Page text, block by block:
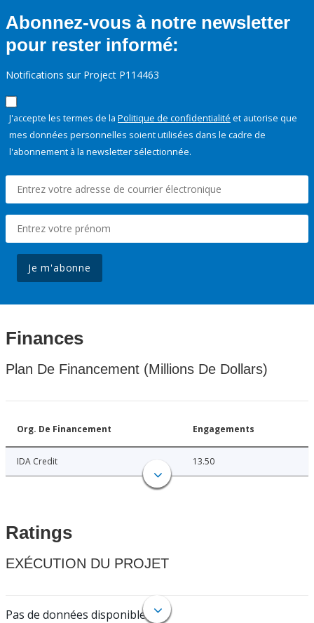
Abonnez-vous à notre newsletter
pour rester informé:
Notifications sur Project P114463
J'accepte les termes de la Politique de confidentialité et autorise que
mes données personnelles soient utilisées dans le cadre de
l'abonnement à la newsletter sélectionnée.
Je m'abonne
Finances
Plan De Financement (Millions De Dollars)
Org. De Financement Engagements
IDA Credit 13.50
Ratings
EXÉCUTION DU PROJET
Pas de données disponibles.